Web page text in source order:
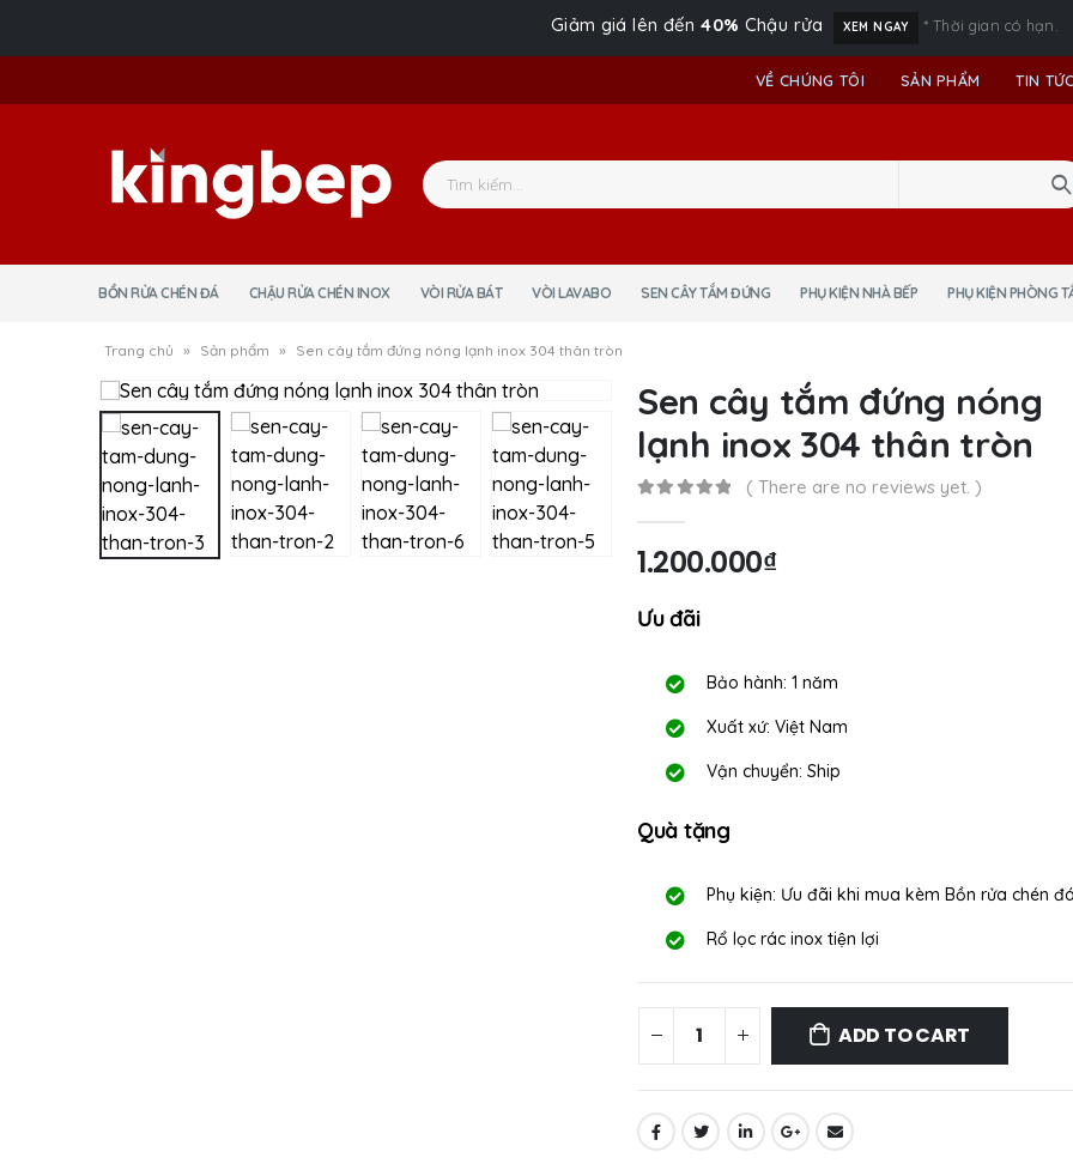
Giảm giá lên đến40% Chậu rửa XEM NGAY * Thời gian có hạn.
VỀ CHÚNG TÔI SẢN PHẨM TIN TỨC
BỒN RỬA CHÉN ĐÁ CHẬU RỬA CHÉN INOX VÒI RỬA BÁT VÒI LAVABO SEN CÂY TẮM ĐỨNG PHỤ KIỆN NHÀ BẾP PHỤ KIỆN PHÒNG
Trang chủ » Sản phẩm » Sen cây tắm đứng nóng lạnh inox 304 thân tròn
Sen cây tắm đứng nóng
lạnh inox 304 thân tròn
( There are no reviews yet. )
1.200.000₫
Ưu đãi
Bảo hành: 1 năm
Xuất xứ: Việt Nam
Vận chuyển: Ship
Quà tặng
Phụ kiện: Ưu đãi khi mua kèm Bồn rửa chén đá
Rổ lọc rác inox tiện lợi
ADD TO CART